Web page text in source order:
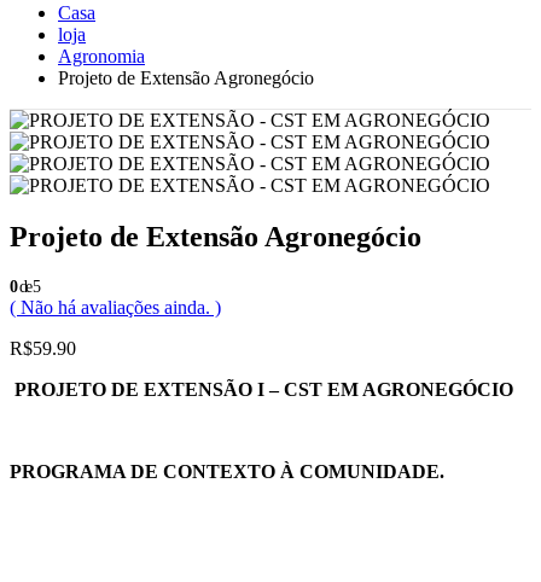
Casa
loja
Agronomia
Projeto de Extensão Agronegócio
Projeto de Extensão Agronegócio
0de 5
( Não há avaliações ainda. )
R$59.90
PROJETO DE EXTENSÃO I – CST EM AGRONEGÓCIO
PROGRAMA DE CONTEXTO À COMUNIDADE.